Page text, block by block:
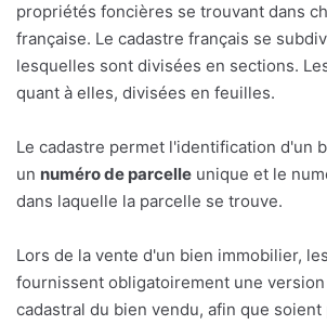
propriétés foncières se trouvant dans
française. Le cadastre français se
lesquelles sont divisées en sections.
quant à elles, divisées en feuilles.
Le cadastre permet l'identification d'un
un numéro de parcelle unique et le
dans laquelle la parcelle se trouve.
Lors de la vente d'un bien immobilier,
fournissent obligatoirement une
cadastral du bien vendu, afin que